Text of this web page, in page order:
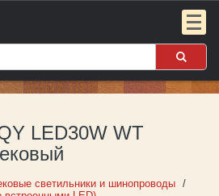
LED30W WT
светильники и шинопроводы